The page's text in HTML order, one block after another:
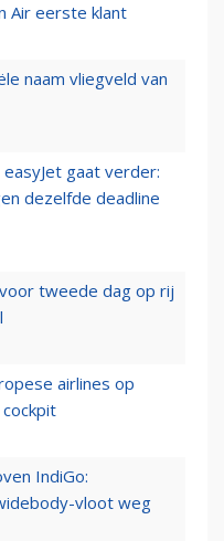
Air eerste klant
naam vliegveld van
gaat verder:
dezelfde deadline
tweede dag op rij
airlines op
IndiGo:
vloot weg